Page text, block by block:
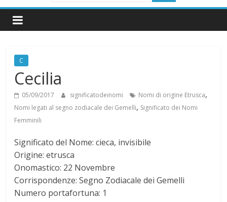
i
g
n
c
C
Cecilia
05/09/2017 significatodeinomi Nomi di origine Etrusca,
Nomi legati al segno zodiacale dei Gemelli, Significato dei Nomi
Femminili
Significato del Nome: cieca, invisibile
Origine: etrusca
Onomastico: 22 Novembre
Corrispondenze: Segno Zodiacale dei Gemelli
Numero portafortuna: 1